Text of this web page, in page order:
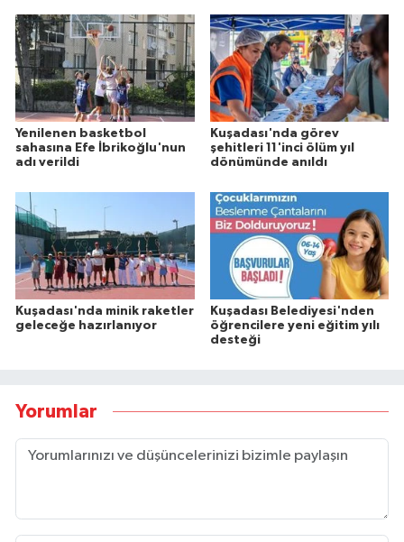
Yenilenen basketbol
sahasına Efe İbrikoğlu'nun
adı verildi
Kuşadası'nda görev
şehitleri 11'inci ölüm yıl
dönümünde anıldı
Kuşadası'nda minik raketler
geleceğe hazırlanıyor
Kuşadası Belediyesi'nden
öğrencilere yeni eğitim yılı
desteği
Yorumlar